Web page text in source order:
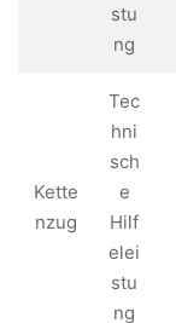
stu
ng
Kette
nzug
Tec
hni
sch
e
Hilf
elei
stu
ng